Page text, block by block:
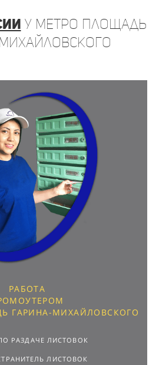
у метро Площадь
РАБОТА
ГАРИНА-МИХАЙЛОВСКОГО
РАЗДАЧЕ ЛИСТОВОК
ЛИСТОВОК